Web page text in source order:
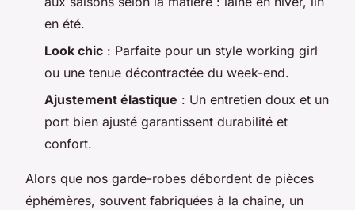
en été.
Look chic : Parfaite pour un style working girl
ou une tenue décontractée du week-end.
Ajustement élastique : Un entretien doux et un
port bien ajusté garantissent durabilité et
confort.
Alors que nos garde-robes débordent de pièces
éphémères, souvent fabriquées à la chaîne, un